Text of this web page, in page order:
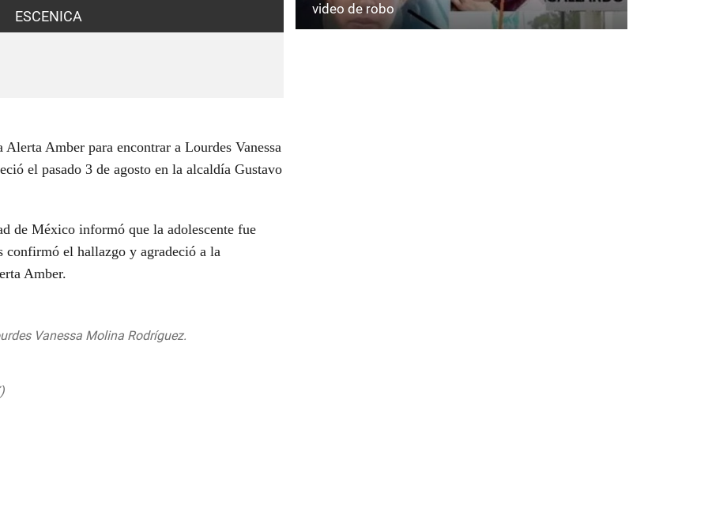
ESCENICA
Alerta Amber para encontrar aLourdes Vanessa
el pasado 3 de agosto en la alcaldía Gustavo
de México informó que la adolescente fue
confirmó el hallazgo y agradeció a la
Amber.
Vanessa Molina Rodríguez.
video de robo